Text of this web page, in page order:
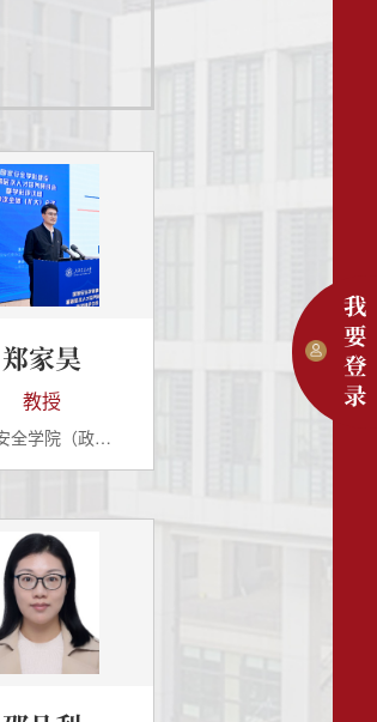
郑家昊
教授
国家安全学院（政法与公共管理学院）
我
要
登
录